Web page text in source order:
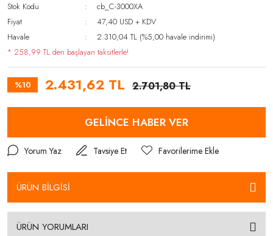
Stok Kodu
cb_C-3000XA
Fiyat
47,40 USD + KDV
Havale
2.310,04 TL (%5,00 havale indirimi)
* 258,99 TL den başlayan taksitlerle!
%10 2.431,62 TL 2.701,80 TL
GELİNCE HABER VER
Yorum Yaz Tavsiye Et
ÜRÜN BİLGİSİ
ÜRÜN YORUMLARI